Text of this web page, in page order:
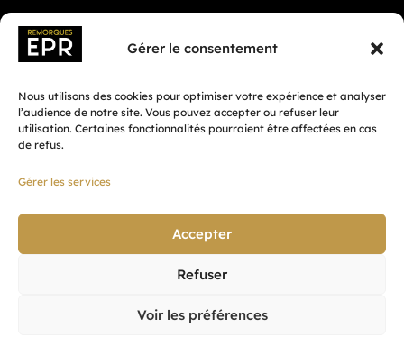
Gérer le consentement
Nous utilisons des cookies pour optimiser votre expérience et analyser
l’audience de notre site. Vous pouvez accepter ou refuser leur
utilisation. Certaines fonctionnalités pourraient être affectées en cas
de refus.
Gérer les services
Accepter
Refuser
Voir les préférences